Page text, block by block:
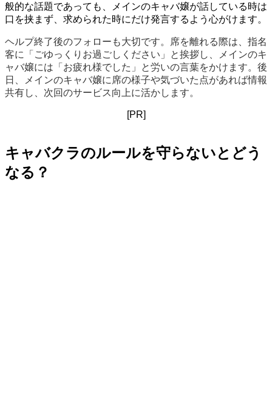
般的な話題であっても、メインのキャバ嬢が話している時は
口を挟まず、求められた時にだけ発言するよう心がけます。
ヘルプ終了後のフォローも大切です。席を離れる際は、指名
客に「ごゆっくりお過ごしください」と挨拶し、メインのキ
ャバ嬢には「お疲れ様でした」と労いの言葉をかけます。後
日、メインのキャバ嬢に席の様子や気づいた点があれば情報
共有し、次回のサービス向上に活かします。
[PR]
キャバクラのルールを守らないとどう
なる？